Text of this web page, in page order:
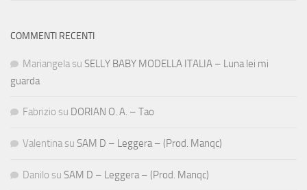
COMMENTI RECENTI
Mariangela su SELLY BABY MODELLA ITALIA – Luna lei mi
guarda
Fabrizio su DORIAN O. A. – Tao
Valentina su SAM D – Leggera – (Prod. Manqc)
Danilo su SAM D – Leggera – (Prod. Manqc)